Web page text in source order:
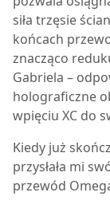
siła trzęsie
końcach
znacząco
Gabriela –
holograficzne
wpięciu XC do
Kiedy już
przysłała mi
przewód